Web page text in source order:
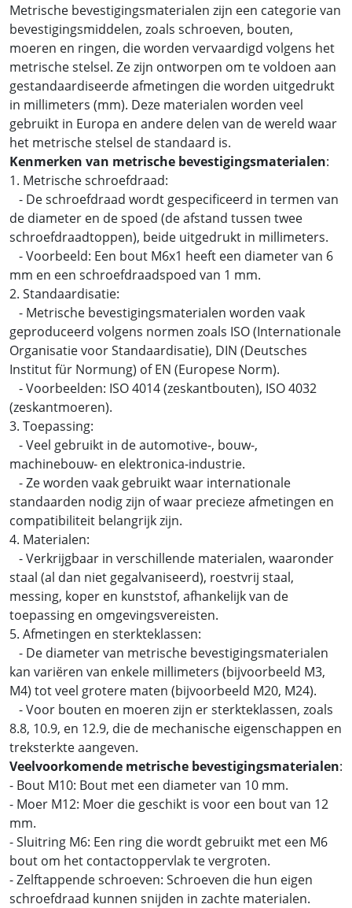
Metrische bevestigingsmaterialen zijn een categorie van
bevestigingsmiddelen, zoals schroeven, bouten,
moeren en ringen, die worden vervaardigd volgens het
metrische stelsel. Ze zijn ontworpen om te voldoen aan
gestandaardiseerde afmetingen die worden uitgedrukt
in millimeters (mm). Deze materialen worden veel
gebruikt in Europa en andere delen van de wereld waar
het metrische stelsel de standaard is.
Kenmerken van metrische bevestigingsmaterialen:
1. Metrische schroefdraad:
- De schroefdraad wordt gespecificeerd in termen van
de diameter en de spoed (de afstand tussen twee
schroefdraadtoppen), beide uitgedrukt in millimeters.
- Voorbeeld: Een bout M6x1 heeft een diameter van 6
mm en een schroefdraadspoed van 1 mm.
2. Standaardisatie:
- Metrische bevestigingsmaterialen worden vaak
geproduceerd volgens normen zoals ISO (Internationale
Organisatie voor Standaardisatie), DIN (Deutsches
Institut für Normung) of EN (Europese Norm).
- Voorbeelden: ISO 4014 (zeskantbouten), ISO 4032
(zeskantmoeren).
3. Toepassing:
- Veel gebruikt in de automotive-, bouw-,
machinebouw- en elektronica-industrie.
- Ze worden vaak gebruikt waar internationale
standaarden nodig zijn of waar precieze afmetingen en
compatibiliteit belangrijk zijn.
4. Materialen:
- Verkrijgbaar in verschillende materialen, waaronder
staal (al dan niet gegalvaniseerd), roestvrij staal,
messing, koper en kunststof, afhankelijk van de
toepassing en omgevingsvereisten.
5. Afmetingen en sterkteklassen:
- De diameter van metrische bevestigingsmaterialen
kan variëren van enkele millimeters (bijvoorbeeld M3,
M4) tot veel grotere maten (bijvoorbeeld M20, M24).
- Voor bouten en moeren zijn er sterkteklassen, zoals
8.8, 10.9, en 12.9, die de mechanische eigenschappen en
treksterkte aangeven.
Veelvoorkomende metrische bevestigingsmaterialen:
- Bout M10: Bout met een diameter van 10 mm.
- Moer M12: Moer die geschikt is voor een bout van 12
mm.
- Sluitring M6: Een ring die wordt gebruikt met een M6
bout om het contactoppervlak te vergroten.
- Zelftappende schroeven: Schroeven die hun eigen
schroefdraad kunnen snijden in zachte materialen.